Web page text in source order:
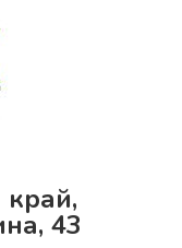
край,
43